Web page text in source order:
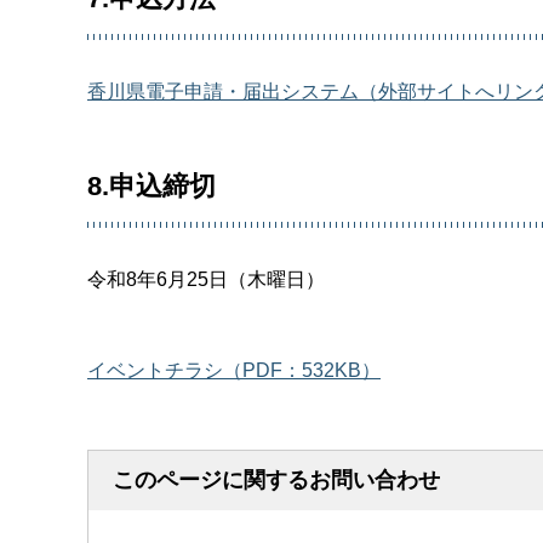
香川県電子申請・届出システム（外部サイトへリン
8.申込締切
令和8年6月25日（木曜日）
イベントチラシ（PDF：532KB）
このページに関するお問い合わせ